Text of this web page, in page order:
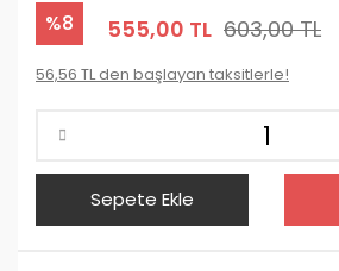
%8 555,00 TL 603,00 TL
56,56 TL den başlayan taksitlerle!
Sepete Ekle